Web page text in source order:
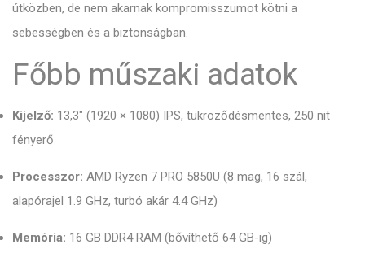
útközben, de nem akarnak kompromisszumot kötni a
sebességben és a biztonságban.
Főbb műszaki adatok
Kijelző: 13,3" (1920 × 1080) IPS, tükröződésmentes, 250 nit
fényerő
Processzor: AMD Ryzen 7 PRO 5850U (8 mag, 16 szál,
alapórajel 1.9 GHz, turbó akár 4.4 GHz)
Memória: 16 GB DDR4 RAM (bővíthető 64 GB-ig)